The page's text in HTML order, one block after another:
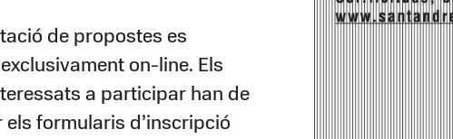
de propostes es
on-line. Els
a participar han de
els formularis d’inscripció